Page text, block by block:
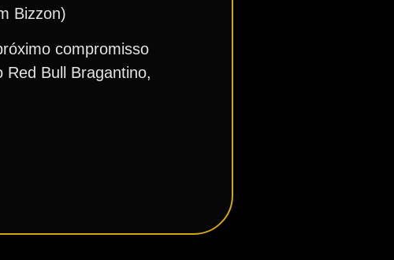
Bizzon)
compromisso
Bull Bragantino,